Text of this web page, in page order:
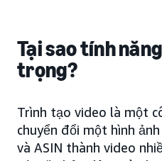
Tại sao tính
trọng?
Trình tạo video là một
chuyển đổi một hình
và ASIN thành video